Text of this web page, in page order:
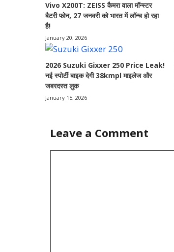
Vivo X200T: ZEISS कैमरा वाला मॉन्स्टर
बैटरी फोन, 27 जनवरी को भारत में लॉन्च हो रहा
है!
January 20, 2026
2026 Suzuki Gixxer 250 Price Leak!
नई स्पोर्टी बाइक देगी 38kmpl माइलेज और
जबरदस्त लुक
January 15, 2026
Leave a Comment